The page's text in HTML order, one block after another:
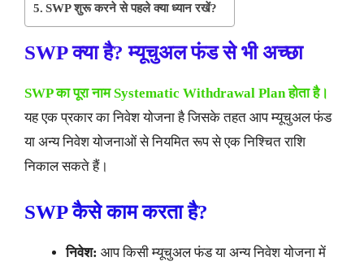
SWP शुरू करने से पहले क्या ध्यान रखें?
SWP क्या है? म्यूचुअल फंड से भी अच्छा
SWP का पूरा नाम Systematic Withdrawal Plan होता है।
यह एक प्रकार का निवेश योजना है जिसके तहत आप म्यूचुअल फंड
या अन्य निवेश योजनाओं से नियमित रूप से एक निश्चित राशि
निकाल सकते हैं।
SWP कैसे काम करता है?
निवेश: आप किसी म्यूचुअल फंड या अन्य निवेश योजना में